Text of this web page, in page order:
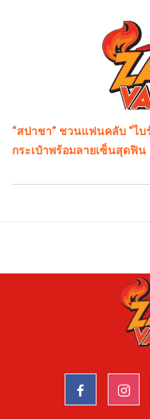
“สปาชา” ชวนแฟนคลับ “ไ
กระเป๋าพร้อมลายเซ็นสุดฟิน